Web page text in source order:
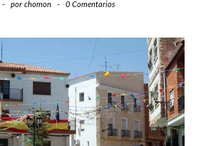
- por chomon - 0 Comentarios